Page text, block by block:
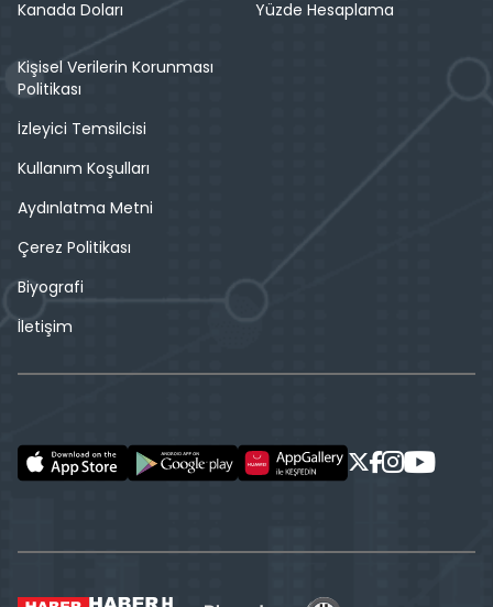
Kanada Doları
Yüzde Hesaplama
Kişisel Verilerin Korunması
Politikası
İzleyici Temsilcisi
Kullanım Koşulları
Aydınlatma Metni
Çerez Politikası
Biyografi
İletişim